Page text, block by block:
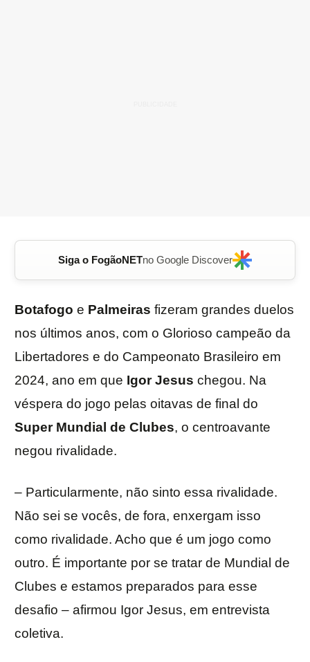
Siga o FogãoNETno Google Discover
Botafogo e Palmeiras fizeram grandes duelos
nos últimos anos, com o Glorioso campeão da
Libertadores e do Campeonato Brasileiro em
2024, ano em que Igor Jesus chegou. Na
véspera do jogo pelas oitavas de final do
Super Mundial de Clubes, o centroavante
negou rivalidade.
– Particularmente, não sinto essa rivalidade.
Não sei se vocês, de fora, enxergam isso
como rivalidade. Acho que é um jogo como
outro. É importante por se tratar de Mundial de
Clubes e estamos preparados para esse
desafio – afirmou Igor Jesus, em entrevista
coletiva.